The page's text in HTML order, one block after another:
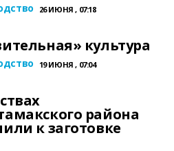
26 ИЮНЯ , 07:18
культура
19 ИЮНЯ , 07:04
района
к заготовке